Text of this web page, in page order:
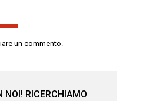
un commento.
NOI! RICERCHIAMO